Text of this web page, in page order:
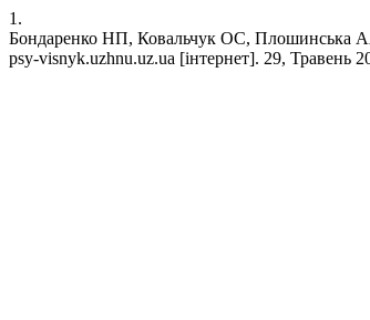
1.
Бондаренко НП, Ковальчук ОС,
psy-visnyk.uzhnu.uz.ua [інтернет]. 29, Травень